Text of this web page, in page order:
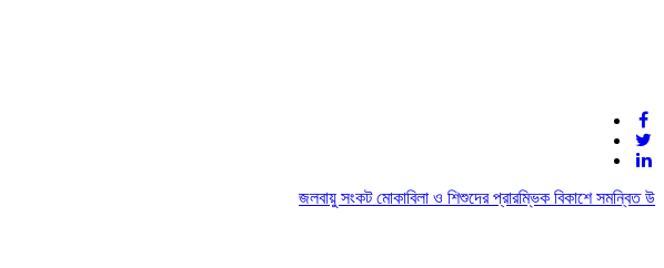
জলবায়ু সংকট মোকাবিলা ও শিশুদের প্রারম্ভিক বিকাশে সমন্বিত